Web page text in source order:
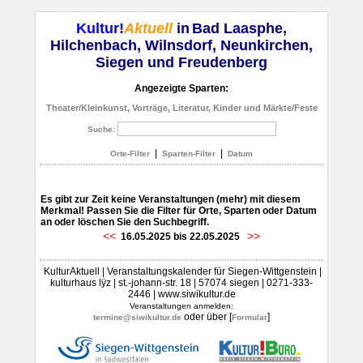
Kultur!Aktuellin Bad Laasphe,
Hilchenbach, Wilnsdorf, Neunkirchen,
Siegen und Freudenberg
Angezeigte Sparten:
Theater/Kleinkunst, Vorträge, Literatur, Kinder und Märkte/Feste
Suche:
Orte-Filter Sparten-Filter Datum
Es gibt zur Zeit keine Veranstaltungen (mehr) mit diesem
Merkmal! Passen Sie die Filter für Orte, Sparten oder Datum
an oder löschen Sie den Suchbegriff.
<< 16.05.2025 bis 22.05.2025 >>
KulturAktuell | Veranstaltungskalender für Siegen-Wittgenstein |
kulturhaus lÿz | st.-johann-str. 18 | 57074 siegen | 0271-333-
2446 | www.siwikultur.de
Veranstaltungen anmelden:
termine@siwikultur.de oder über [Formular]